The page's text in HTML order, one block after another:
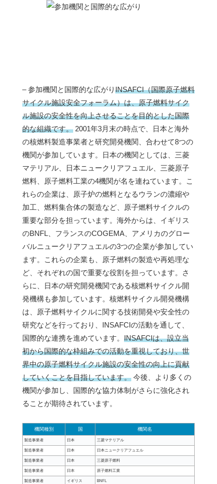
– 参加機関と国際的な広がりINSAFCI（国際原子燃料
サイクル施設安全フォーラム）は、原子燃料サイク
ル施設の安全性を向上させることを目的とした国際
的な組織です。 2001年3月末の時点で、日本と海外
の核燃料製造事業者と研究開発機関、合わせて8つの
機関が参加しています。日本の機関としては、三菱
マテリアル、日本ニュークリアフュエル、三菱原子
燃料、原子燃料工業の4機関が名を連ねています。こ
れらの企業は、原子炉の燃料となるウランの濃縮や
加工、燃料集合体の製造など、原子燃料サイクルの
重要な部分を担っています。海外からは、イギリス
のBNFL、フランスのCOGEMA、アメリカのグロー
バルニュークリアフュエルの3つの企業が参加してい
ます。これらの企業も、原子燃料の製造や再処理な
ど、それぞれの国で重要な役割を担っています。さ
らに、日本の研究開発機関である核燃料サイクル開
発機構も参加しています。核燃料サイクル開発機構
は、原子燃料サイクルに関する技術開発や安全性の
研究などを行っており、INSAFCIの活動を通して、
国際的な連携を進めています。 INSAFCIは、設立当
初から国際的な枠組みでの活動を重視しており、世
界中の原子燃料サイクル施設の安全性の向上に貢献
していくことを目指しています。 今後、より多くの
機関が参加し、国際的な協力体制がさらに強化され
ることが期待されています。
機関種別 国 機関名
製造事業者 日本 三菱マテリアル
製造事業者 日本 日本ニュークリアフュエル
製造事業者 日本 三菱原子燃料
製造事業者 日本 原子燃料工業
製造事業者 イギリス BNFL